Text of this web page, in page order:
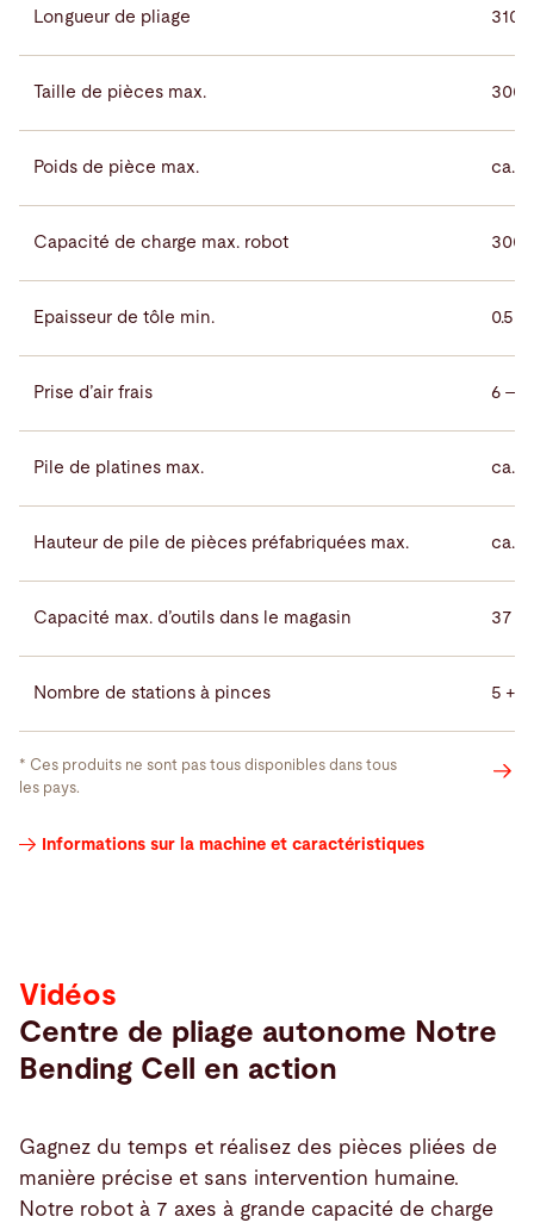
Longueur de pliage
Taille de pièces max.
Poids de pièce max. ca.
Capacité de charge max. robot 300
Epaisseur de tôle min. 0.5
Prise d’air frais 6 –
Pile de platines max. ca.
Hauteur de pile de pièces préfabriquées max. ca.
Capacité max. d’outils dans le magasin 37 m
Nombre de stations à pinces 5 +
* Ces produits ne sont pas tous disponibles dans tous
les pays.
Informations sur la machine et caractéristiques
Vidéos
Vidéos
Centre de pliage autonome Notre
Bending Cell en action
Gagnez du temps et réalisez des pièces pliées de
manière précise et sans intervention humaine.
Notre robot à 7 axes à grande capacité de charge